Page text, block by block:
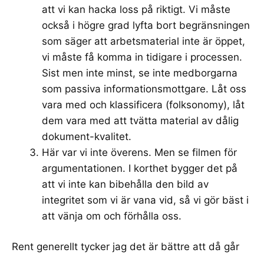
att vi kan hacka loss på riktigt. Vi måste
också i högre grad lyfta bort begränsningen
som säger att arbetsmaterial inte är öppet,
vi måste få komma in tidigare i processen.
Sist men inte minst, se inte medborgarna
som passiva informationsmottgare. Låt oss
vara med och klassificera (folksonomy), låt
dem vara med att tvätta material av dålig
dokument-kvalitet.
Här var vi inte överens. Men se filmen för
argumentationen. I korthet bygger det på
att vi inte kan bibehålla den bild av
integritet som vi är vana vid, så vi gör bäst i
att vänja om och förhålla oss.
Rent generellt tycker jag det är bättre att då går